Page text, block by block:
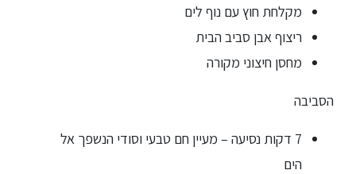
מקלחת חוץ עם נוף לים
ריצוף אבן סביב הבית
מחסן חיצוני מקורה
הסביבה
7 דקות נסיעה – מעיין חם טבעי וסודי הנשפך אל
הים